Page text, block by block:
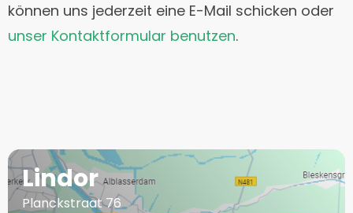
können uns jederzeit eine E-Mail schicken oder
unser Kontaktformular benutzen.
Lindor
Planckstraat 76